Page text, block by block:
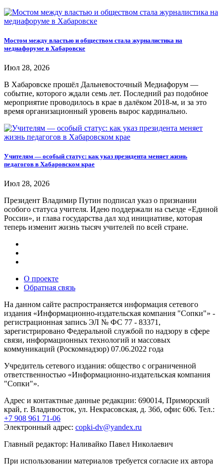
Мостом между властью и обществом стала журналистика на
медиафоруме в Хабаровске
Июл 28, 2026
В Хабаровске прошёл Дальневосточный Медиафорум —
событие, которого ждали семь лет. Последний раз подобное
мероприятие проводилось в крае в далёком 2018-м, и за это
время организационный уровень вырос кардинально.
Учителям — особый статус: как указ президента меняет жизнь
педагогов в Хабаровском крае
Июл 28, 2026
Президент Владимир Путин подписал указ о признании
особого статуса учителя. Идею поддержали на съезде «Единой
России», и глава государства дал ход инициативе, которая
теперь изменит жизнь тысяч учителей по всей стране.
О проекте
Обратная связь
На данном сайте распространяется информация сетевого
издания «Информационно-издательская компания "Сопки"» -
регистрационная запись ЭЛ № ФС 77 - 83371,
зарегистрировано Федеральной службой по надзору в сфере
связи, информационных технологий и массовых
коммуникаций (Роскомнадзор) 07.06.2022 года
Учредитель сетевого издания: общество с ограниченной
ответственностью «Информационно-издательская компания
"Сопки"».
Адрес и контактные данные редакции: 690014, Приморский
край, г. Владивосток, ул. Некрасовская, д. 36б, офис 606. Тел.:
+7 908 961 71-06
Электронный адрес: copki-dv@yandex.ru
Главный редактор: Наливайко Павел Николаевич
При использовании материалов требуется согласие их автора